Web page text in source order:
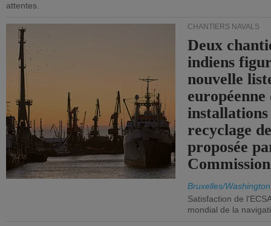
attentes.
CHANTIERS NAVALS
Deux
indiens
nouvelle
européenne
installations
recyclage
proposée
Bruxelles/Washington
Satisfaction de
mondial de la